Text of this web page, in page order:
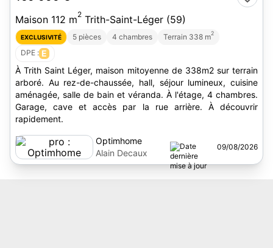
Maison 112 m2 Trith-Saint-Léger (59)
EXCLUSIVITÉ 5 pièces 4 chambres Terrain 338 m2
DPE : E
À Trith Saint Léger, maison mitoyenne de 338m2 sur terrain
arboré. Au rez-de-chaussée, hall, séjour lumineux, cuisine
aménagée, salle de bain et véranda. À l'étage, 4 chambres.
Garage, cave et accès par la rue arrière. À découvrir
rapidement.
Optimhome
Alain Decaux
09/08/2026